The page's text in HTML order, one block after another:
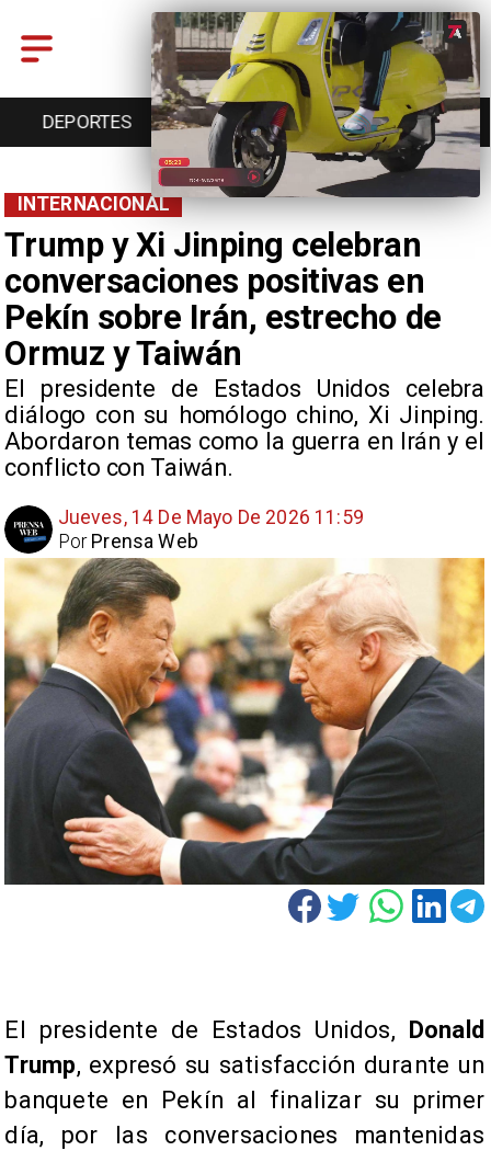
DEPORTES CULTURA TURISMO
Trump y Xi Jinping celebran
conversaciones positivas en
Pekín sobre Irán, estrecho de
Ormuz y Taiwán
El presidente de Estados Unidos celebra
diálogo con su homólogo chino, Xi Jinping.
Abordaron temas como la guerra en Irán y el
conflicto con Taiwán.
INTERNACIONAL
Jueves, 14 De Mayo De 2026 11:59
Prensa Web
Por
El presidente de Estados Unidos, Donald
Trump, expresó su satisfacción durante un
banquete en Pekín al finalizar su primer
día, por las conversaciones mantenidas